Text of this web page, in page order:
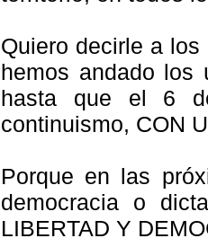
Quiero decirle a
hemos andado los
hasta que el 6
continuismo, CON
Porque en las
democracia o
LIBERTAD Y